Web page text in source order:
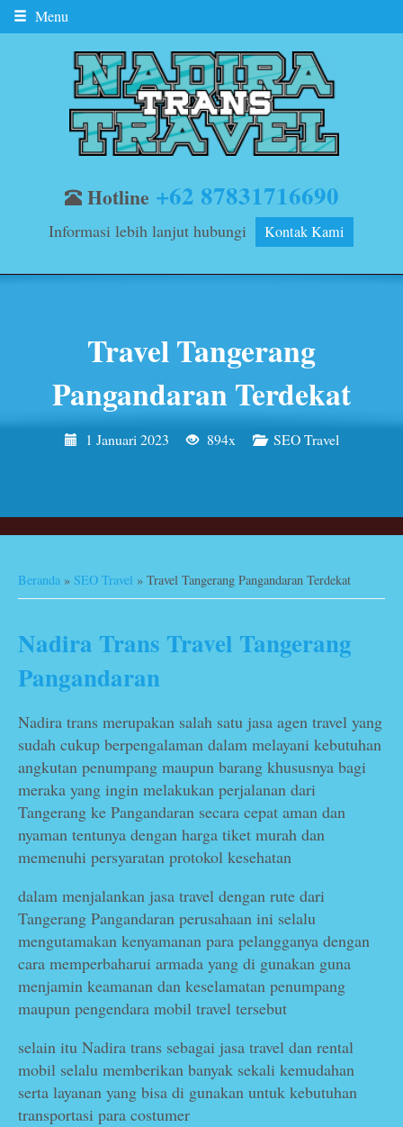
Menu
Hotline +62 87831716690
Informasi lebih lanjut hubungi Kontak Kami
Travel Tangerang
Pangandaran Terdekat
1 Januari 2023 894x SEO Travel
Beranda » SEO Travel » Travel Tangerang Pangandaran Terdekat
Nadira Trans Travel Tangerang
Pangandaran
Nadira trans merupakan salah satu jasa agen travel yang
sudah cukup berpengalaman dalam melayani kebutuhan
angkutan penumpang maupun barang khususnya bagi
meraka yang ingin melakukan perjalanan dari
Tangerang ke Pangandaran secara cepat aman dan
nyaman tentunya dengan harga tiket murah dan
memenuhi persyaratan protokol kesehatan
dalam menjalankan jasa travel dengan rute dari
Tangerang Pangandaran perusahaan ini selalu
mengutamakan kenyamanan para pelangganya dengan
cara memperbaharui armada yang di gunakan guna
menjamin keamanan dan keselamatan penumpang
maupun pengendara mobil travel tersebut
selain itu Nadira trans sebagai jasa travel dan rental
mobil selalu memberikan banyak sekali kemudahan
serta layanan yang bisa di gunakan untuk kebutuhan
transportasi para costumer